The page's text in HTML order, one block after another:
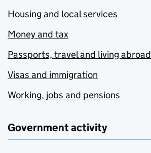
Housing and local services
Money and tax
Passports, travel and living abroad
Visas and immigration
Working, jobs and pensions
Government activity